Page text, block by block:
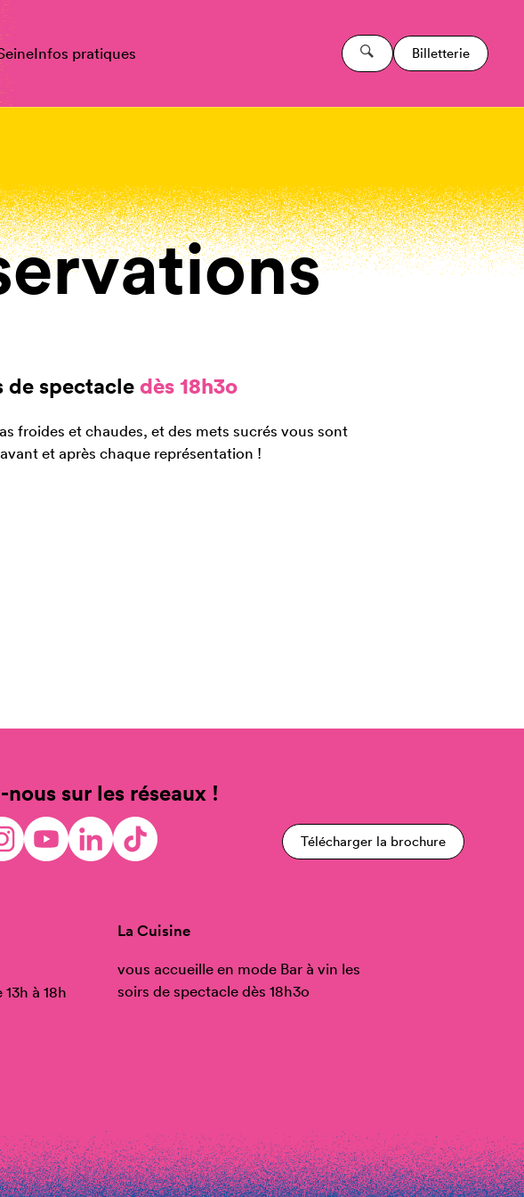
Infos pratiques Billetterie
de spectacle dès 18h3o
froides et chaudes, et des mets sucrés vous sont
et après chaque représentation !
nous sur les réseaux !
Télécharger la brochure
à 18h
La Cuisine
vous accueille en mode Bar à vin les
soirs de spectacle dès 18h3o